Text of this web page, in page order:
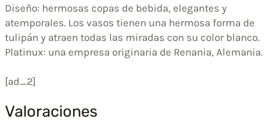
Diseño: hermosas copas de bebida, elegantes y
atemporales. Los vasos tienen una hermosa forma de
tulipán y atraen todas las miradas con su color blanco.
Platinux: una empresa originaria de Renania, Alemania.
[ad_2]
Valoraciones